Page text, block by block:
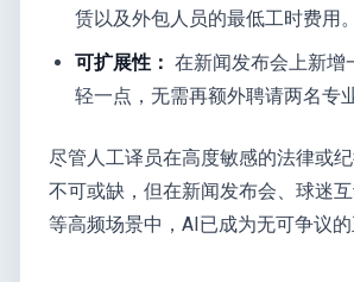
赁以及外包人员的最低工时费用。
可扩展性： 在新闻发布会上新增
轻一点，无需再额外聘请两名专
尽管人工译员在高度敏感的法律或
不可或缺，但在新闻发布会、球迷
等高频场景中，AI已成为无可争议的